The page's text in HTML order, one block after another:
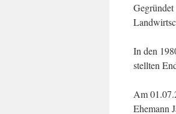
In den
stellten
Am
Ehemann